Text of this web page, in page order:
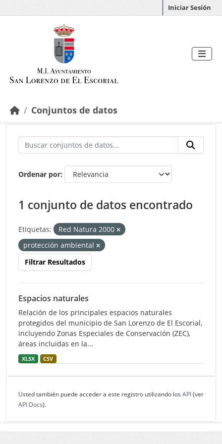
Iniciar Sesión
Conjuntos de datos
Ordenar por
1 conjunto de datos encontrado
Etiquetas:
Red Natura 2000
protección ambiental
Filtrar Resultados
Espacios naturales
Relación de los principales espacios naturales
protegidos del municipio de San Lorenzo de El Escorial,
incluyendo Zonas Especiales de Conservación (ZEC),
áreas incluidas en la...
XLSX CSV
Usted también puede acceder a este registro utilizando los API(ver
API Docs).